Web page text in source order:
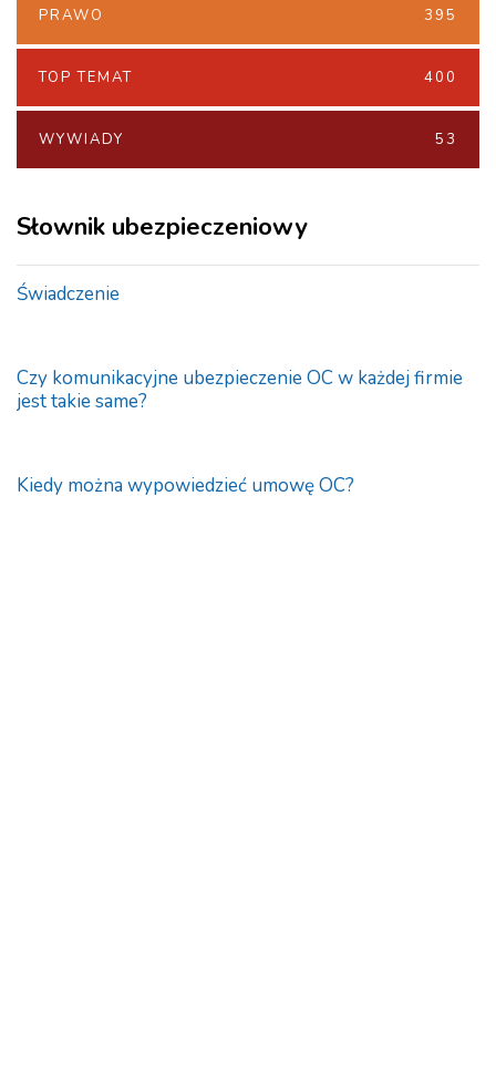
PRAWO 395
TOP TEMAT 400
WYWIADY 53
Słownik ubezpieczeniowy
Świadczenie
Czy komunikacyjne ubezpieczenie OC w każdej firmie
jest takie same?
Kiedy można wypowiedzieć umowę OC?